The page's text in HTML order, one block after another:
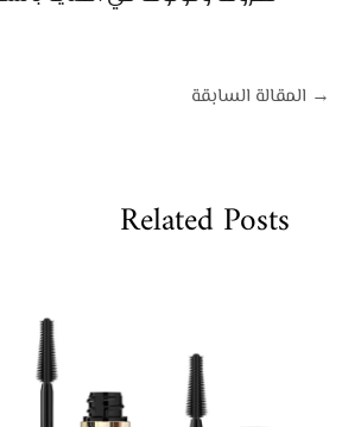
→ المقالة السابقة
Related Posts